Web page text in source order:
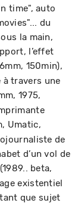
time", auto
du
la main,
l’effet
150min),
à travers une
1975,
Umatic,
de
d’un vol de
(1989.. beta,
existentiel
que sujet